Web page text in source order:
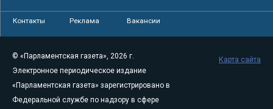
Контакты Реклама Вакансии
© «Парламентская газета», 2026 г.
Электронное периодическое издание
«Парламентская газета» зарегистрировано в
Федеральной службе по надзору в сфере
Карта сайта